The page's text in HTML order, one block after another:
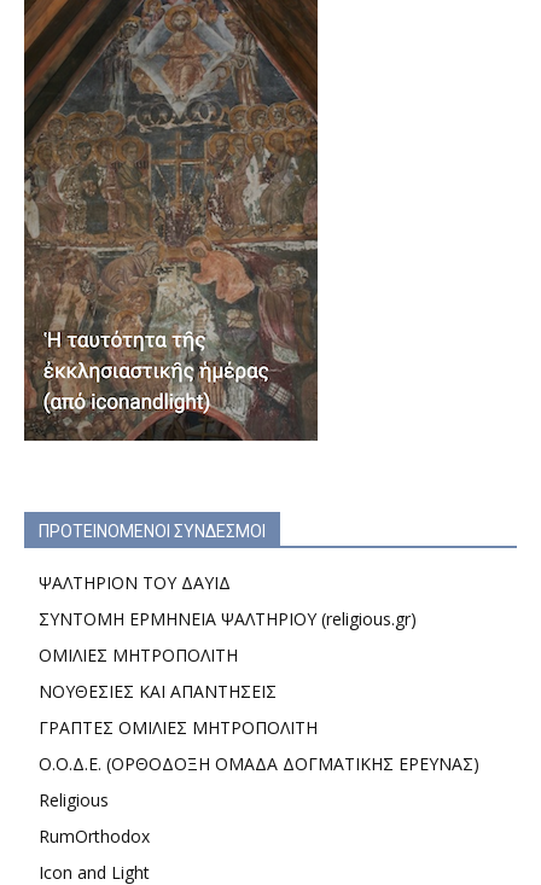
ΠΡΟΤΕΙΝΟΜΕΝΟΙ ΣΥΝΔΕΣΜΟΙ
ΨΑΛΤΗΡΙΟΝ ΤΟΥ ΔΑΥΙΔ
ΣΥΝΤΟΜΗ ΕΡΜΗΝΕΙΑ ΨΑΛΤΗΡΙΟΥ (religious.gr)
ΟΜΙΛΙΕΣ ΜΗΤΡΟΠΟΛΙΤΗ
ΝΟΥΘΕΣΙΕΣ ΚΑΙ ΑΠΑΝΤΗΣΕΙΣ
ΓΡΑΠΤΕΣ ΟΜΙΛΙΕΣ ΜΗΤΡΟΠΟΛΙΤΗ
Ο.Ο.Δ.Ε. (ΟΡΘΟΔΟΞΗ ΟΜΑΔΑ ΔΟΓΜΑΤΙΚΗΣ ΕΡΕΥΝΑΣ)
Religious
RumOrthodox
Icon and Light